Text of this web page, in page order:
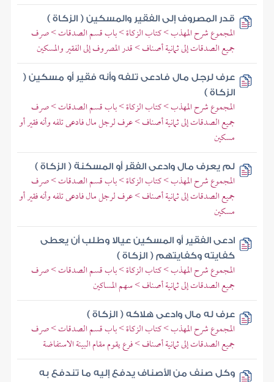
قدر المصروف إلى الفقير والمسكين ( الزكاة )
المجموع شرح المهذب > كتاب الزكاة > باب قسم الصدقات > صرف
جميع الصدقات إلى ثمانية أصناف > قدر المصروف إلى الفقير والمسكين
عرف لرجل مال فادعى تلفه وأنه فقير أو مسكين (
الزكاة )
المجموع شرح المهذب > كتاب الزكاة > باب قسم الصدقات > صرف
جميع الصدقات إلى ثمانية أصناف > عرف لرجل مال فادعى تلفه وأنه فقير أو
مسكين
لم يعرف مال وادعى الفقر أو المسكنة ( الزكاة )
المجموع شرح المهذب > كتاب الزكاة > باب قسم الصدقات > صرف
جميع الصدقات إلى ثمانية أصناف > عرف لرجل مال فادعى تلفه وأنه فقير أو
مسكين
ادعى الفقير أو المسكين عيالا وطلب أن يعطى
كفايته وكفايتهم ( الزكاة )
المجموع شرح المهذب > كتاب الزكاة > باب قسم الصدقات > صرف
جميع الصدقات إلى ثمانية أصناف > سهم المساكين
عرف له مال وادعى هلاكه ( الزكاة )
المجموع شرح المهذب > كتاب الزكاة > باب قسم الصدقات > صرف
جميع الصدقات إلى ثمانية أصناف > فرع يقوم مقام البينة الاستفاضة
وكل صنف من الأصناف يدفع إليه ما تندفع به